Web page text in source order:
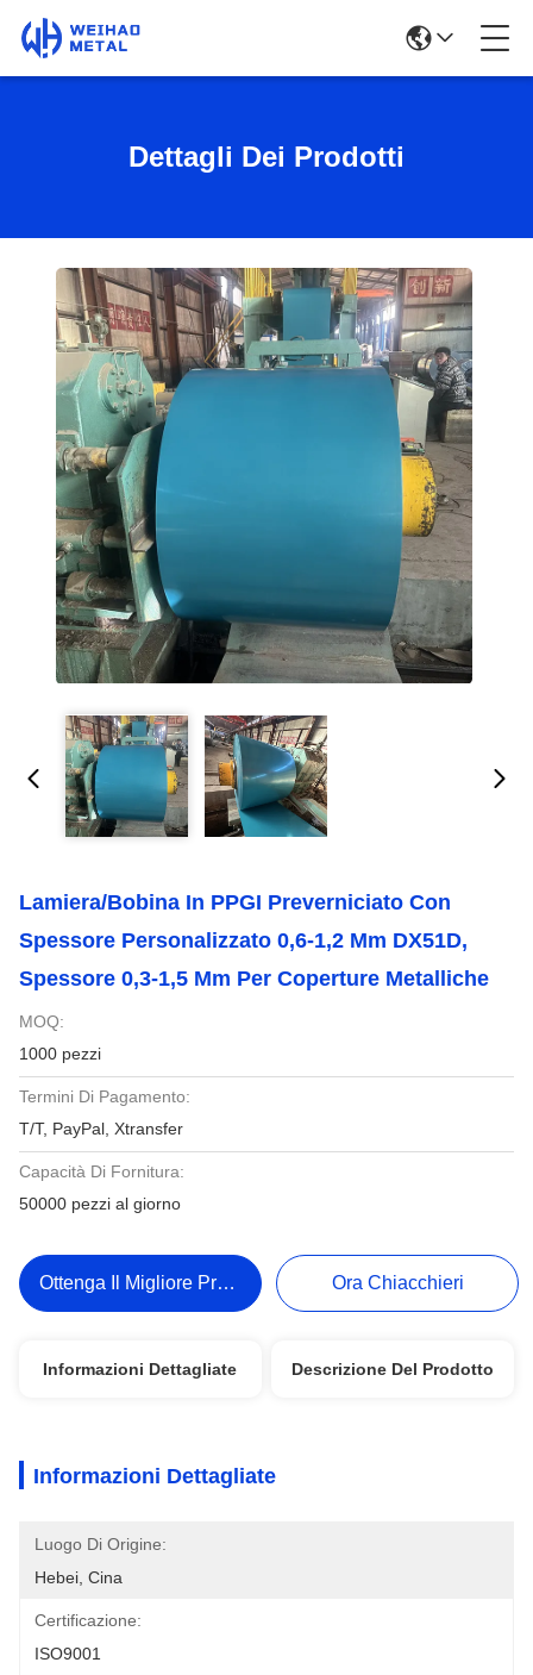
Dettagli Dei Prodotti
Lamiera/Bobina In PPGI Preverniciato Con
Spessore Personalizzato 0,6-1,2 Mm DX51D,
Spessore 0,3-1,5 Mm Per Coperture Metalliche
MOQ:
1000 pezzi
Termini Di Pagamento:
T/T, PayPal, Xtransfer
Capacità Di Fornitura:
50000 pezzi al giorno
Ottenga Il Migliore Prezzo Ora Chiacchieri
Informazioni Dettagliate Descrizione Del Prodotto
Informazioni Dettagliate
Luogo Di Origine:
Hebei, Cina
Certificazione:
ISO9001